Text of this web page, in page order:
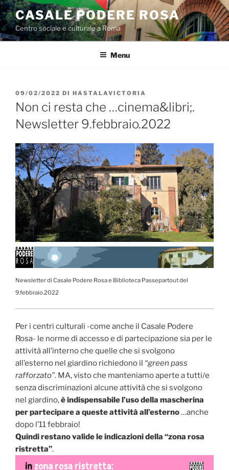
Salta
al
contenuto
CASALE PODERE ROSA
Centro sociale e culturale a Roma
Menu
PUBBLICATO
IL
09/02/2022 DI HASTALAVICTORIA
Non ci resta che …cinema&libri;.
Newsletter 9.febbraio.2022
Newsletter di Casale Podere Rosa e Biblioteca Passepartout del
9.febbraio.2022
Per i centri culturali -come anche il Casale Podere
Rosa- le norme di accesso e di partecipazione sia per le
attività all’interno che quelle che si svolgono
all’esterno nel giardino richiedono il “green pass
rafforzato”. MA, visto che manteniamo aperte a tutti/e
senza discriminazioni alcune attività che si svolgono
nel giardino,è indispensabile l’uso della mascherina
per partecipare a queste attività all’esterno…anche
dopo l’11 febbraio!
Quindi restano valide le indicazioni della “zona rosa
ristretta”.